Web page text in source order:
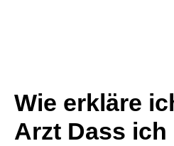
Wie erkläre
Arzt Dass